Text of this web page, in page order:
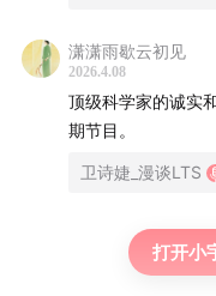
FAIR 是一个自下而
大模型榨干了所有
潇潇雨歇云初见
2026.4.08
顶级科学家的诚实
期节目。
卫诗婕_漫谈LTS
打开小